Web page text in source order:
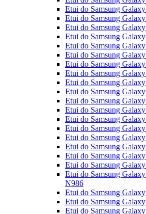
Etui do Samsung
Etui do Samsung
Etui do Samsung
Etui do Samsung
Etui do Samsung
Etui do Samsung
Etui do Samsung
Etui do Samsung
Etui do Samsung
Etui do Samsung
Etui do Samsung
Etui do Samsung
Etui do Samsung
Etui do Samsung
Etui do Samsung
Etui do Samsung
Etui do Samsung
Etui do Samsung
Etui do Samsung
N986
Etui do Samsung
Etui do Samsung
Etui do Samsung